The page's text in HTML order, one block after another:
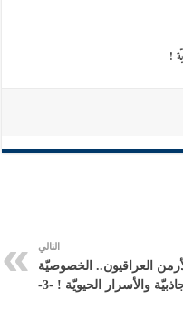
!
التالي
العراقيون.. الخصوصيّة
والأسرار الحيويّة ! -3-